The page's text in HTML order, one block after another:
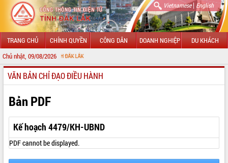
Vietnamese| English
TRANG CHỦ CHÍNH QUYỀN CÔNG DÂN DOANH NGHIỆP DU KHÁCH
Chủ nhật, 09/08/2026
TIN ĐIỆN TỬ TỈNH ĐẮK LẮK
GIỚI THIỆU
LÃNH ĐẠO UBND TỈNH
TIN TỨC SỰ KIỆN
SỞ, BAN, NGÀNH
UBND CÁC XÃ, PHƯỜNG
VĂN BẢN CHỈ ĐẠO ĐIỀU HÀNH
Bản PDF
Kế hoạch 4479/KH-UBND
PDF cannot be displayed.